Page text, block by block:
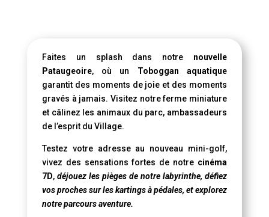
Faites un splash dans notre nouvelle
Pataugeoire, où un Toboggan aquatique
garantit des moments de joie et des moments
gravés à jamais. Visitez notre ferme miniature
et câlinez les animaux du parc, ambassadeurs
de l’esprit du Village.
Testez votre adresse au nouveau mini-golf,
vivez des sensations fortes de notre cinéma
7D, déjouez les pièges de notre labyrinthe, défiez
vos proches sur les kartings à pédales, et explorez
notre parcours aventure.